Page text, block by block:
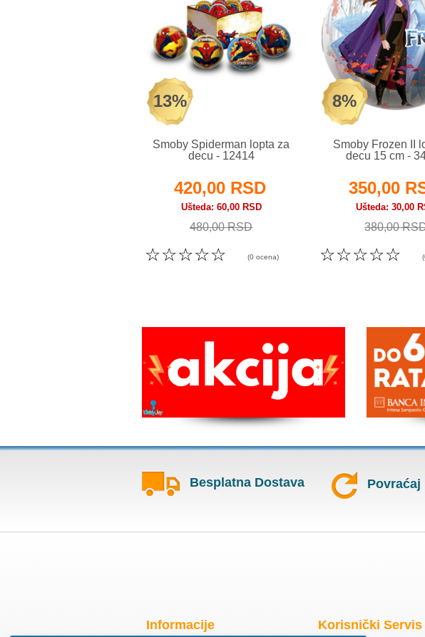
13%
Smoby Spiderman lopta za
decu - 12414
420,00 RSD
Ušteda 60,00 RSD
480,00 RSD
☆
☆
☆
☆
☆ (0 ocena)
8%
Smoby Frozen II
decu 15 cm -
350,00
Ušteda 30,00
380,00
☆
☆
☆
☆
☆
Besplatna Dostava Povraćaj
Informacije Korisnički Servis